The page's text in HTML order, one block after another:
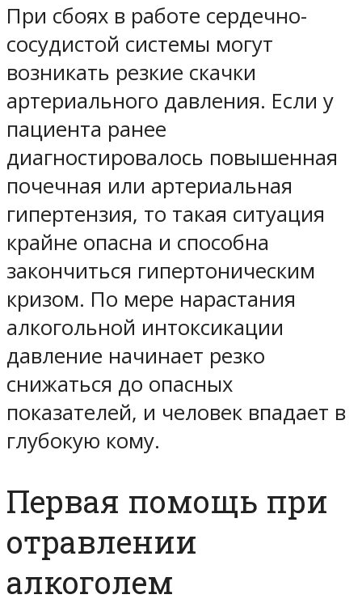
При сбоях в работе сердечно-
сосудистой системы могут
возникать резкие скачки
артериального давления. Если у
пациента ранее
диагностировалось повышенная
почечная или артериальная
гипертензия, то такая ситуация
крайне опасна и способна
закончиться гипертоническим
кризом. По мере нарастания
алкогольной интоксикации
давление начинает резко
снижаться до опасных
показателей, и человек впадает в
глубокую кому.
Первая помощь при
отравлении
алкоголем